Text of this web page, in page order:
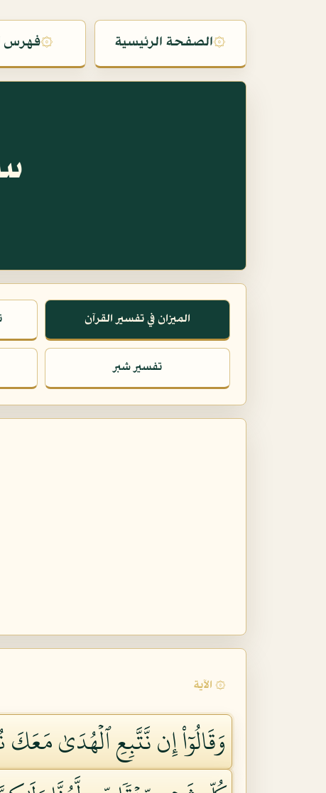
۞الصفحة الرئيسية ۞فهرس
الميزان في تفسير القرآن
تفسير شبر
۞ الآية
وَقَالُوٓاْ إِن نَّتَّبِعِ ٱلۡهُدَىٰ